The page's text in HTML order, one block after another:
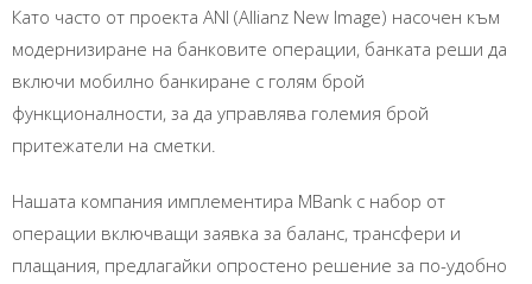
Като часто от проекта ANI (Allianz New Image) насочен към
модернизиране на банковите операции, банката реши да
включи мобилно банкиране с голям брой
функционалности, за да управлява големия брой
притежатели на сметки.
Нашата компания имплементира MBank с набор от
операции включващи заявка за баланс, трансфери и
плащания, предлагайки опростено решение за по-удобно